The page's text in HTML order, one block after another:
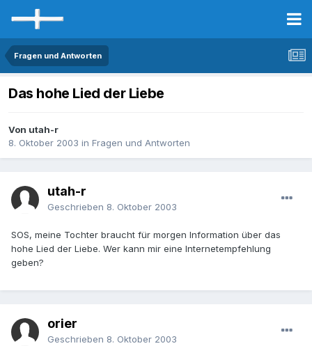
Fragen und Antworten
Das hohe Lied der Liebe
Von utah-r
8. Oktober 2003 in Fragen und Antworten
utah-r
Geschrieben 8. Oktober 2003
SOS, meine Tochter braucht für morgen Information über das
hohe Lied der Liebe. Wer kann mir eine Internetempfehlung
geben?
orier
Geschrieben 8. Oktober 2003